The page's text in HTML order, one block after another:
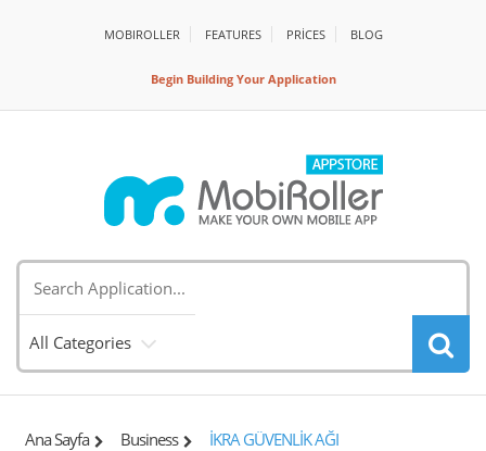
MOBIROLLER FEATURES PRİCES BLOG
Begin Building Your Application
All Categories
Ana Sayfa Business İKRA GÜVENLİK AĞI